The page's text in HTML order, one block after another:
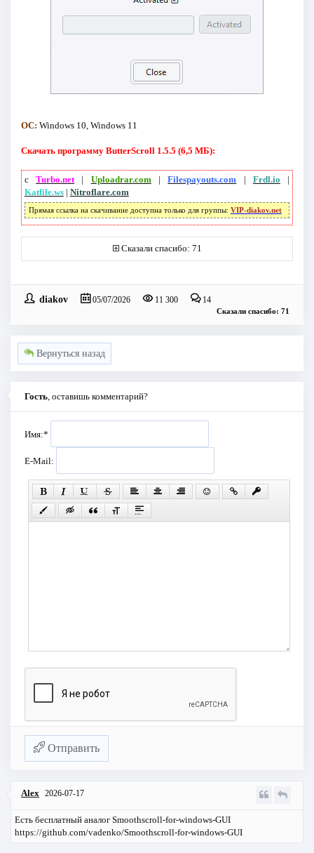
ОС: Windows 10, Windows 11
Скачать программу ButterScroll 1.5.5 (6,5 МБ):
сTurbo.net | Uploadrar.com |Filespayouts.com | Frdl.io |
Katfile.ws| Nitroflare.com
Прямая ссылка на скачивание доступна только для группы: VIP-diakov.net
Сказали спасибо: 71
diakov 05/07/2026 11 300 14
Сказали спасибо: 71
Вернуться назад
Гость , оставишь комментарий?
Имя:*
E-Mail:
Отправить
Alex 2026-07-17
Есть бесплатный аналог Smoothscroll-for-windows-GUI
https://github.com/vadenko/Smoothscroll-for-windows-GUI